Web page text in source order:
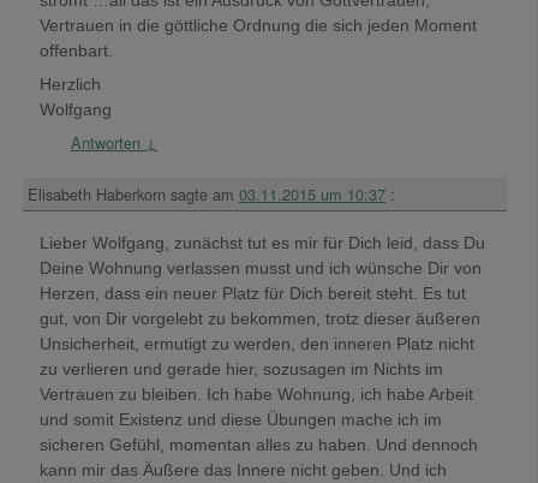
Vertrauen in die göttliche Ordnung die sich jeden Moment
offenbart.
Herzlich
Wolfgang
Antworten ↓
Elisabeth Haberkorn sagte am 03.11.2015 um 10:37 :
Lieber Wolfgang, zunächst tut es mir für Dich leid, dass Du
Deine Wohnung verlassen musst und ich wünsche Dir von
Herzen, dass ein neuer Platz für Dich bereit steht. Es tut
gut, von Dir vorgelebt zu bekommen, trotz dieser äußeren
Unsicherheit, ermutigt zu werden, den inneren Platz nicht
zu verlieren und gerade hier, sozusagen im Nichts im
Vertrauen zu bleiben. Ich habe Wohnung, ich habe Arbeit
und somit Existenz und diese Übungen mache ich im
sicheren Gefühl, momentan alles zu haben. Und dennoch
kann mir das Äußere das Innere nicht geben. Und ich